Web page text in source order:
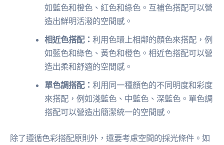
如藍色和橙色、紅色和綠色。互補色搭配可以營
造出鮮明活潑的空間感。
相近色搭配：利用色環上相鄰的顏色來搭配，例
如藍色和綠色、黃色和橙色。相近色搭配可以營
造出柔和舒適的空間感。
單色調搭配：利用同一種顏色的不同明度和彩度
來搭配，例如淺藍色、中藍色、深藍色。單色調
搭配可以營造出簡潔統一的空間感。
除了遵循色彩搭配原則外，還要考慮空間的採光條件。如